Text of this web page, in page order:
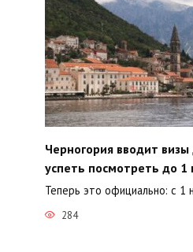
Черногория вводит визы
успеть посмотреть до 1
Теперь это официально: с 1
284